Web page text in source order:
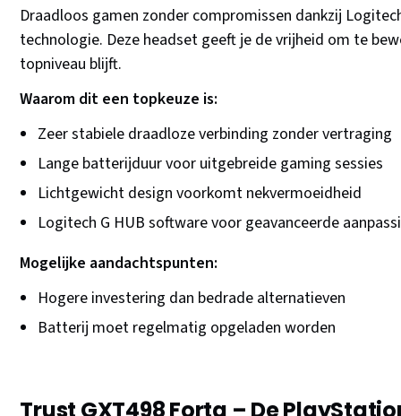
Draadloos gamen zonder compromissen dankzij
technologie. Deze headset geeft je de vrijheid om te
topniveau blijft.
Waarom dit een topkeuze is:
Zeer stabiele draadloze verbinding zonder vertraging
Lange batterijduur voor uitgebreide gaming sessies
Lichtgewicht design voorkomt nekvermoeidheid
Logitech G HUB software voor geavanceerde
Mogelijke aandachtspunten:
Hogere investering dan bedrade alternatieven
Batterij moet regelmatig opgeladen worden
Trust GXT498 Forta – De